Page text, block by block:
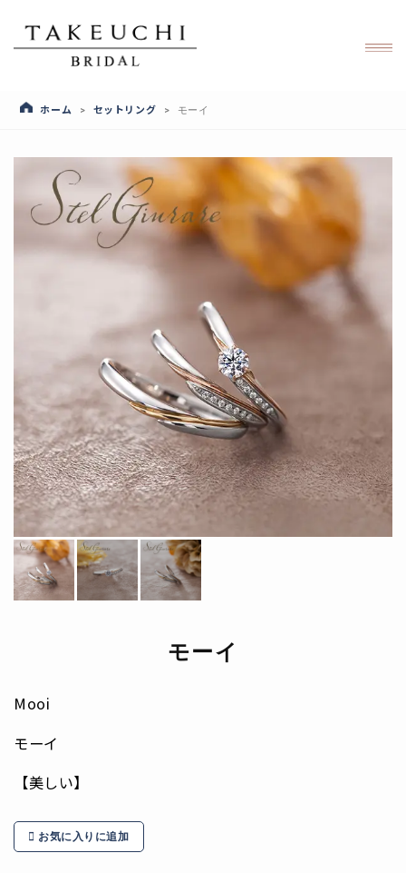
ホーム > セットリング > モーイ
モーイ
Mooi
モーイ
【美しい】
お気に入りに追加